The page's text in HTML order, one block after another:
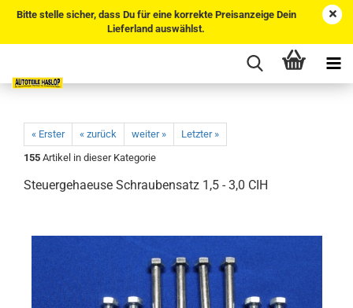
Bitte stelle sicher, dass Du für eine korrekte Preisanzeige Dein
Lieferland auswählst.
« Erster « zurück weiter »
Letzter »
155 Artikel in dieser Kategorie
Steuergehaeuse Schraubensatz 1,5 - 3,0 CIH